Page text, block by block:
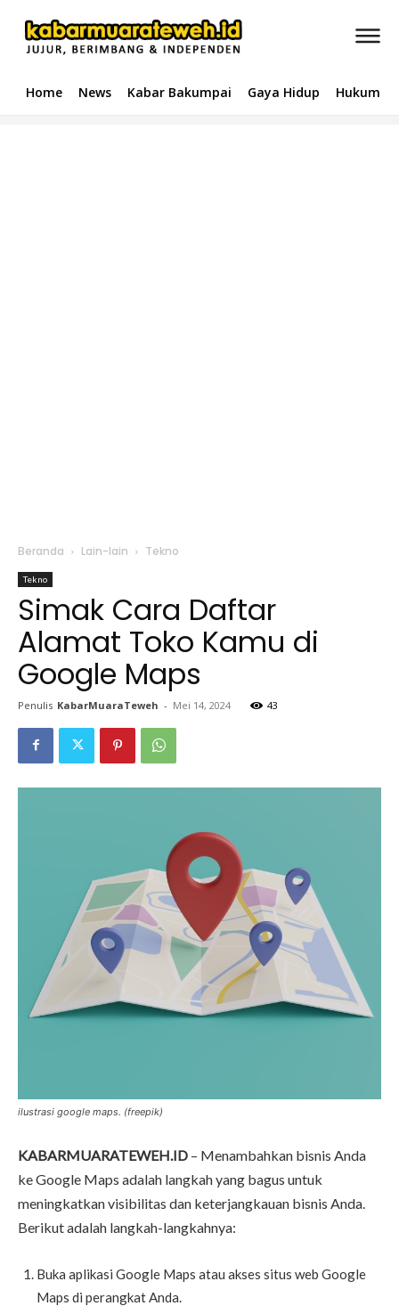
Home News Kabar Bakumpai Gaya Hidup Hukum &
Beranda Lain-lain Tekno
Tekno
Simak Cara Daftar
Alamat Toko Kamu di
Google Maps
Penulis KabarMuaraTeweh - Mei 14, 2024 43
ilustrasi google maps. (freepik)
KABARMUARATEWEH.ID – Menambahkan bisnis Anda
ke Google Maps adalah langkah yang bagus untuk
meningkatkan visibilitas dan keterjangkauan bisnis Anda.
Berikut adalah langkah-langkahnya:
Buka aplikasi Google Maps atau akses situs web Google
Maps di perangkat Anda.